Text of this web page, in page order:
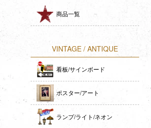
商品一覧
VINTAGE / ANTIQUE
看板/サインボード
ポスター/アート
ランプ/ライト/ネオン